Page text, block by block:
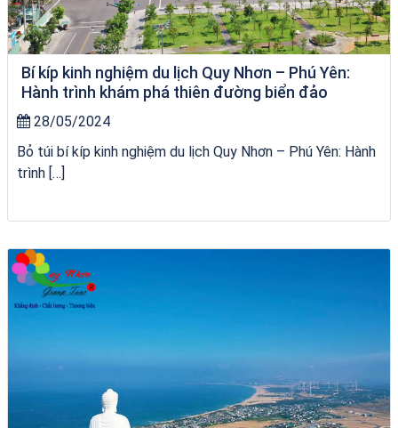
Bí kíp kinh nghiệm du lịch Quy Nhơn – Phú Yên:
Hành trình khám phá thiên đường biển đảo
28/05/2024
Bỏ túi bí kíp kinh nghiệm du lịch Quy Nhơn – Phú Yên: Hành
trình […]